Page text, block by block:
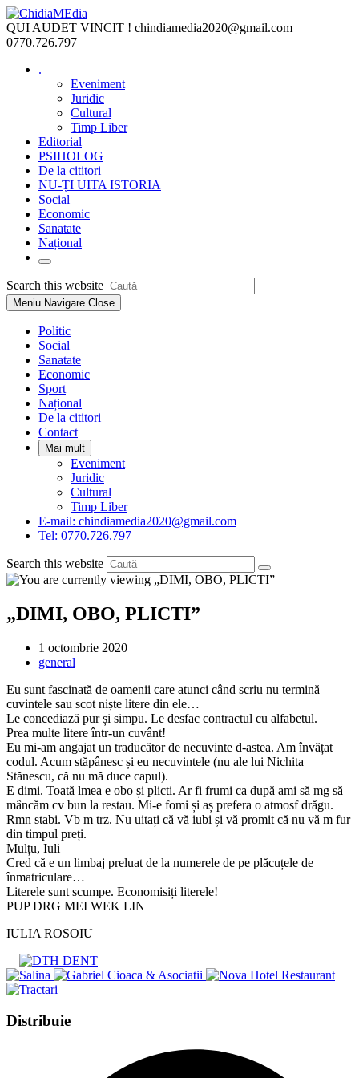
Skip
to
content
QUI AUDET VINCIT ! chindiamedia2020@gmail.com
0770.726.797
.
Eveniment
Juridic
Cultural
Timp Liber
Editorial
PSIHOLOG
De la cititori
NU-ȚI UITA ISTORIA
Social
Economic
Sanatate
Național
Toggle
website
search
Search this website
Escape
Meniu Navigare Close
Politic
Social
Sanatate
Economic
Sport
Național
De la cititori
Contact
Mai mult
Eveniment
Juridic
Cultural
Timp Liber
E-mail: chindiamedia2020@gmail.com
Tel: 0770.726.797
Search this website
„DIMI, OBO, PLICTI”
Post
published:
1 octombrie 2020
Post
general
Eu sunt fascinată de oamenii care atunci când scriu nu termină
cuvintele sau scot niște litere din ele…
Le concediază pur și simpu. Le desfac contractul cu alfabetul.
Prea multe litere într-un cuvânt!
Eu mi-am angajat un traducător de necuvinte d-astea. Am învățat
codul. Acum stăpânesc și eu necuvintele (nu ale lui Nichita
Stănescu, că nu mă duce capul).
E dimi. Toată lmea e obo și plicti. Ar fi frumi ca după ami să mg să
mâncăm cv bun la restau. Mi-e fomi și aș prefera o atmosf drăgu.
Rmn stabi. Vb m trz. Nu uitați că vă iubi și vă promit că nu vă m fur
din timpul preți.
Mulțu, Iuli
Cred că e un limbaj preluat de la numerele de pe plăcuțele de
înmatriculare…
Literele sunt scumpe. Economisiți literele!
PUP DRG MEI WEK LIN
IULIA ROSOIU
DistribuieShare